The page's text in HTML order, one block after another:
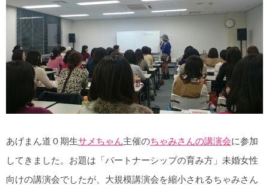
あげまん道０期生サメちゃん主催のちゃみさんの講演会に参加
してきました。お題は「パートナーシップの育み方」未婚女性
向けの講演会でしたが、大規模講演会を縮小されるちゃみさん